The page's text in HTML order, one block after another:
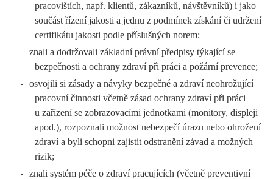
pracovištích, např. klientů, zákazníků, návštěvníků) i jako
součást řízení jakosti a jednu z podmínek získání či udržení
certifikátu jakosti podle příslušných norem;
-
znali a dodržovali základní právní předpisy týkající se
bezpečnosti a ochrany zdraví při práci a požární prevence;
-
osvojili si zásady a návyky bezpečné a zdraví neohrožující
pracovní činnosti včetně zásad ochrany zdraví při práci
u zařízení se zobrazovacími jednotkami (monitory, displeji
apod.), rozpoznali možnost nebezpečí úrazu nebo ohrožení
zdraví a byli schopni zajistit odstranění závad a možných
rizik;
-
znali systém péče o zdraví pracujících (včetně preventivní